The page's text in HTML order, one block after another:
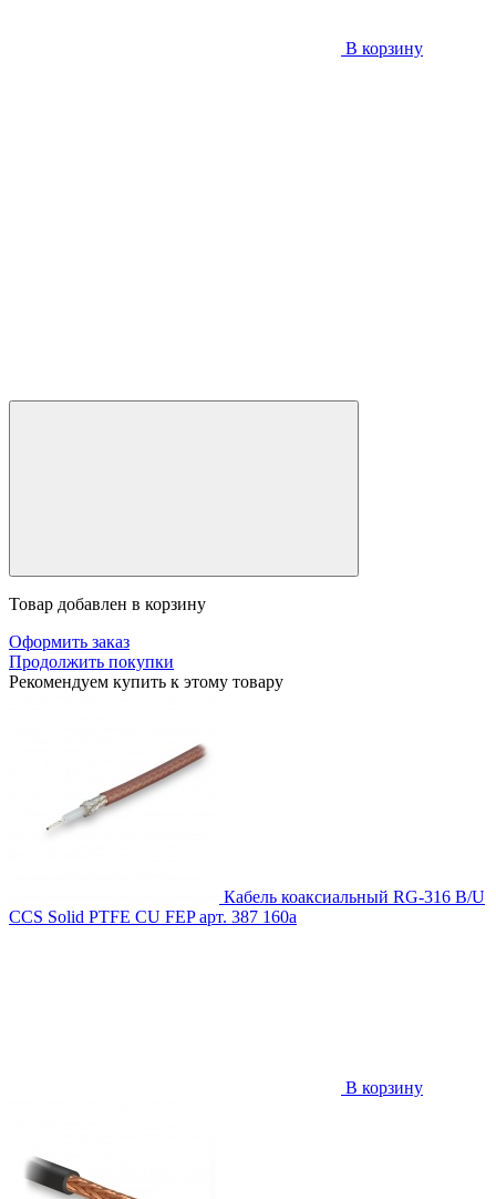
В корзину
Товар добавлен в корзину
Оформить заказ
Продолжить покупки
Рекомендуем купить к этому товару
Кабель коаксиальный RG-316 B/U
CCS Solid PTFE CU FEP арт. 387 160a
В корзину